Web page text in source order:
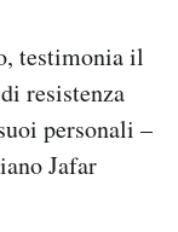
testimonia il
resistenza
personali –
Jafar